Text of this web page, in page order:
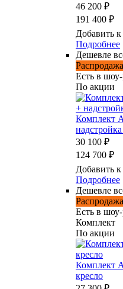
46 200 ₽
191 400 ₽
Добавить к
Подробнее
Дешевле
Есть в
По акции
Комплект
30 100 ₽
124 700 ₽
Добавить к
Подробнее
Дешевле
Есть в
Комплект
По акции
Комплект
кресло